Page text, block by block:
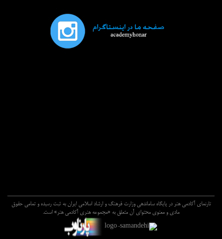
تارنماي آکادمي هنر در پايگاه ساماندهي وزارت فرهنگ و ارشاد اسلامي ايران به ثبت رسيده و تمامي حقوق
مادي و معنوي محتواي آن متعلق به «مجموعه هنري آکادمي هنر» است.